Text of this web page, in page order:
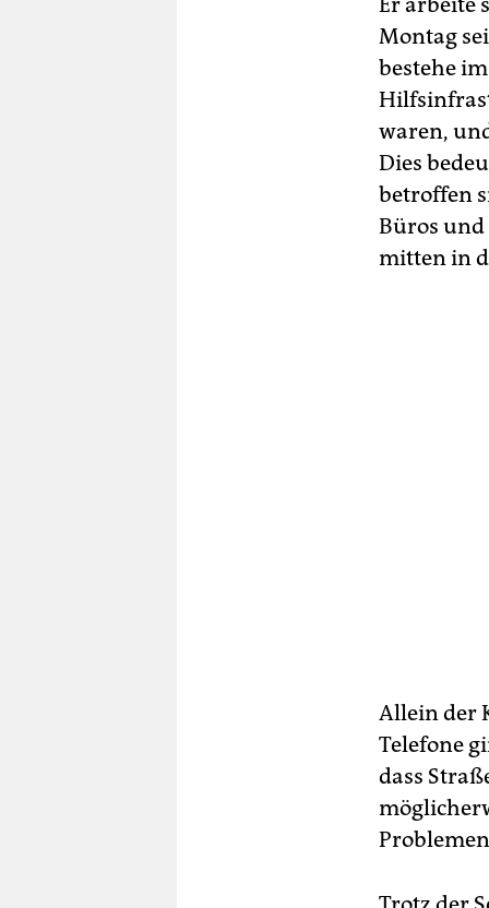
Montag
bestehe
waren,
Dies
betroffen
Büros und
mitten in
Allein der
Telefone
dass